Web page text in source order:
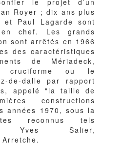
Royer ; dix ans plus
Paul Lagarde sont
en chef. Les grands
sont arrêtés en 1966
des caractéristiques
de Mériadeck,
cruciforme ou le
de-dalle par rapport
appelé "la taille de
constructions
années 1970, sous la
reconnus tels
Yves Salier,